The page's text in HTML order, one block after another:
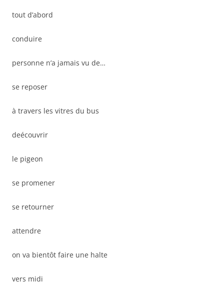
tout d’abord
conduire
personne n’a jamais vu de…
se reposer
à travers les vitres du bus
deécouvrir
le pigeon
se promener
se retourner
attendre
on va bientôt faire une halte
vers midi